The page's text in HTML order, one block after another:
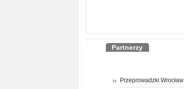
Partnerzy
Przeprowadzki Wrocław